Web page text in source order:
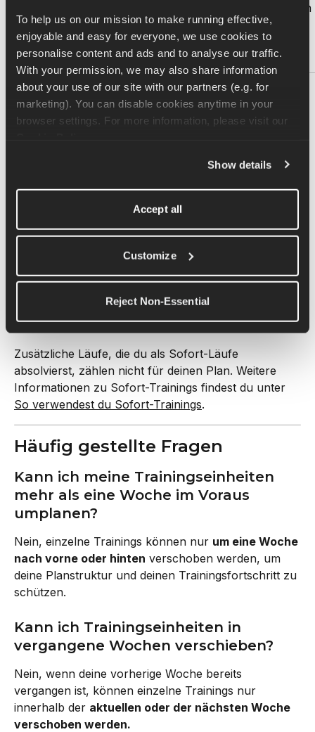
To help us on our mission to make running effective,
enjoyable and easy for everyone, we use cookies to
personalise content and ads and to analyse our traffic.
With your permission, we may also share information
about your use of our site with our partners (e.g. for
marketing). You can disable cookies anytime in your
Show details
Accept all
Customize
Reject Non-Essential
Lauf jede Woche fällt, wie viele Läufe
ich pro Woche mache oder meine
verfügbaren Lauftage
Plan →
Wie kann ich mit dem
Trainingskalender zusätzliche
deinem Plan zusätzlich zu deinen Plan-Läufen
weitere Läufe hinzufügen. So geht's:
Gehe zum Plan Tab.
Kalendersymbol
oder tippe auf Trainings neu anordnen.
Wähle die Art des Sofort-Trainings, die du
möchtest.
Zusätzliche Läufe, die du als Sofort-Läufe
absolvierst, zählen nicht für deinen Plan. Weitere
Informationen zu Sofort-Trainings findest du unter
So verwendest du Sofort-Trainings.
Häufig gestellte Fragen
Kann ich meine Trainingseinheiten
mehr als eine Woche im Voraus
umplanen?
Nein, einzelne Trainings können nur um eine Woche
nach vorne oder hinten verschoben werden, um
deine Planstruktur und deinen Trainingsfortschritt zu
schützen.
Kann ich Trainingseinheiten in
vergangene Wochen verschieben?
Nein, wenn deine vorherige Woche bereits
vergangen ist, können einzelne Trainings nur
innerhalb der aktuellen oder der nächsten Woche
verschoben werden.